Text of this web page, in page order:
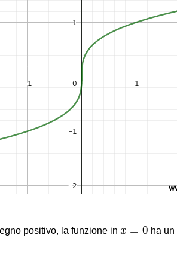
positivo, la funzione in x = 0
x ha